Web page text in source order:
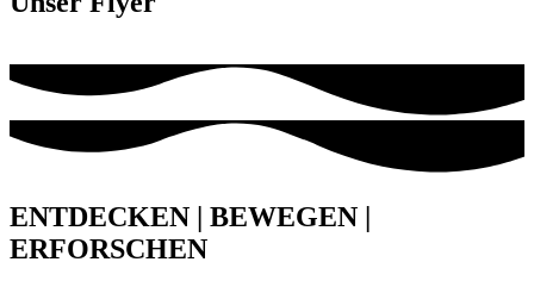
ENTDECKEN | BEWEGEN |
ERFORSCHEN